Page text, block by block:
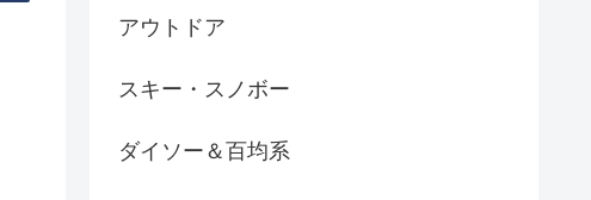
アウトドア
スキー・スノボー
ダイソー＆百均系